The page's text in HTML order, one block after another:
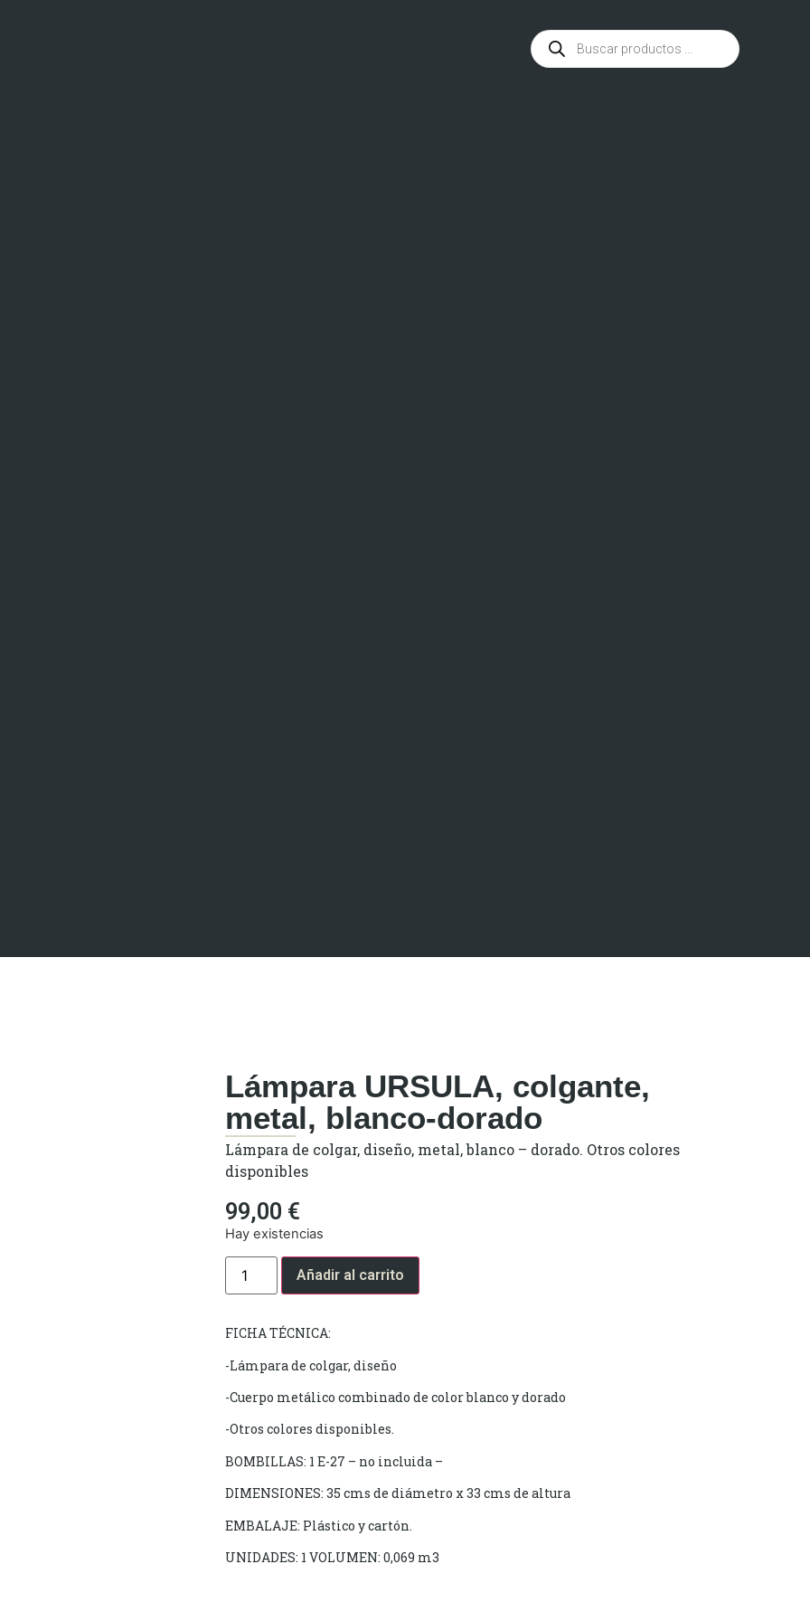
Lámpara URSULA, colgante,
metal, blanco-dorado
Lámpara de colgar, diseño, metal, blanco – dorado. Otros colores
disponibles
99,00 €
Hay existencias
Añadir al carrito
FICHA TÉCNICA:
-Lámpara de colgar, diseño
-Cuerpo metálico combinado de color blanco y dorado
-Otros colores disponibles.
BOMBILLAS: 1 E-27 – no incluida –
DIMENSIONES: 35 cms de diámetro x 33 cms de altura
EMBALAJE: Plástico y cartón.
UNIDADES: 1 VOLUMEN: 0,069 m3